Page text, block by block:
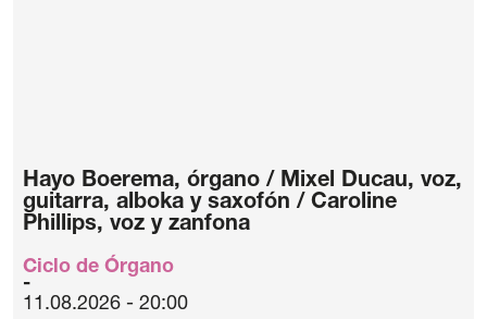
Hayo Boerema, órgano / Mixel Ducau, voz,
guitarra, alboka y saxofón / Caroline
Phillips, voz y zanfona
Ciclo de Órgano
11.08.2026 - 20:00